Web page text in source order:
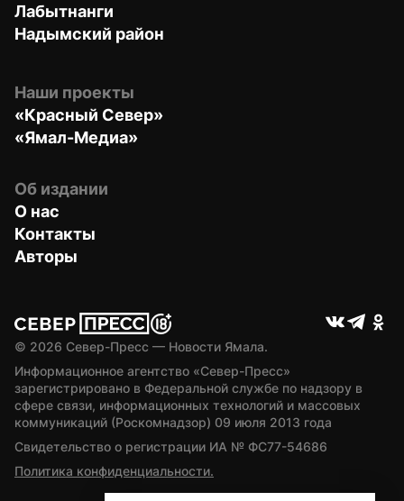
Лабытнанги
Надымский район
Наши проекты
«Красный Север»
«Ямал-Медиа»
Об издании
О нас
Контакты
Авторы
© 2026 Север-Пресс — Новости Ямала.
Информационное агентство «Север-Пресс»
зарегистрировано в Федеральной службе по надзору в
сфере связи, информационных технологий и массовых
коммуникаций (Роскомнадзор) 09 июля 2013 года
Свидетельство о регистрации ИА № ФС77-54686
Политика конфиденциальности.